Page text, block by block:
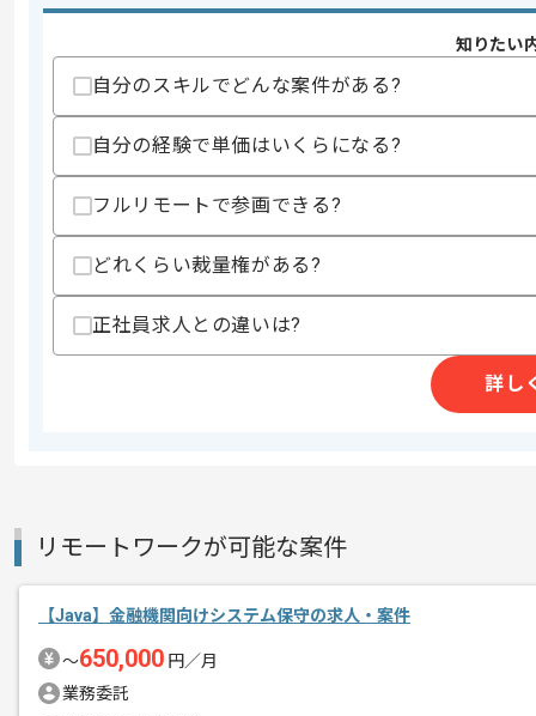
・WebLogicの経験
スキルに不安がある方へ
上記に似た経験やスキルをお持ちであれば申
精算・お支払い
支払いサイト
エージェントからのコ
メント
銀行向けライフプランシミュレーショ
知りたい
自分のスキルでどんな案件がある?
自分の経験で単価はいくらになる?
フルリモートで参画できる?
どれくらい裁量権がある?
正社員求人との違いは?
詳し
リモートワークが可能な案件
【Java】金融機関向けシステム保守の求人・案件
〜650,000 円／月
業務委託